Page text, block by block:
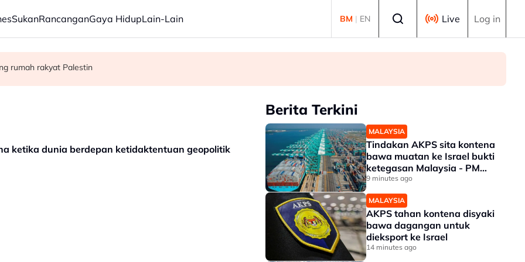
SukanRancanganGaya HidupLain-Lain BM | EN Live Log in
bukti ketegasan Malaysia - PM Anwar
dieksport ke Israel
rumah rakyat Palestin
ketika dunia berdepan ketidaktentuan geopolitik
Berita Terkini
MALAYSIA
Tindakan AKPS sita kontena
bawa muatan ke Israel bukti
ketegasan Malaysia - PM
Anwar
9 minutes ago
MALAYSIA
AKPS tahan kontena disyaki
bawa dagangan untuk
dieksport ke Israel
14 minutes ago